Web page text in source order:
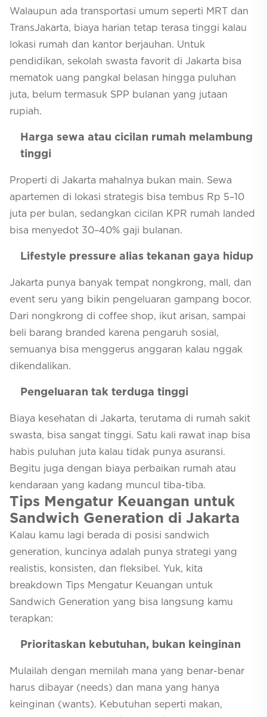
Walaupun ada transportasi umum seperti MRT dan
TransJakarta, biaya harian tetap terasa tinggi kalau
lokasi rumah dan kantor berjauhan. Untuk
pendidikan, sekolah swasta favorit di Jakarta bisa
mematok uang pangkal belasan hingga puluhan
juta, belum termasuk SPP bulanan yang jutaan
rupiah.
Harga sewa atau cicilan rumah melambung
tinggi
Properti di Jakarta mahalnya bukan main. Sewa
apartemen di lokasi strategis bisa tembus Rp 5–10
juta per bulan, sedangkan cicilan KPR rumah landed
bisa menyedot 30–40% gaji bulanan.
Lifestyle pressure alias tekanan gaya hidup
Jakarta punya banyak tempat nongkrong, mall, dan
event seru yang bikin pengeluaran gampang bocor.
Dari nongkrong di coffee shop, ikut arisan, sampai
beli barang branded karena pengaruh sosial,
semuanya bisa menggerus anggaran kalau nggak
dikendalikan.
Pengeluaran tak terduga tinggi
Biaya kesehatan di Jakarta, terutama di rumah sakit
swasta, bisa sangat tinggi. Satu kali rawat inap bisa
habis puluhan juta kalau tidak punya asuransi.
Begitu juga dengan biaya perbaikan rumah atau
kendaraan yang kadang muncul tiba-tiba.
Tips Mengatur Keuangan untuk
Sandwich Generation di Jakarta
Kalau kamu lagi berada di posisi sandwich
generation, kuncinya adalah punya strategi yang
realistis, konsisten, dan fleksibel. Yuk, kita
breakdown Tips Mengatur Keuangan untuk
Sandwich Generation yang bisa langsung kamu
terapkan:
Prioritaskan kebutuhan, bukan keinginan
Mulailah dengan memilah mana yang benar-benar
harus dibayar (needs) dan mana yang hanya
keinginan (wants). Kebutuhan seperti makan,